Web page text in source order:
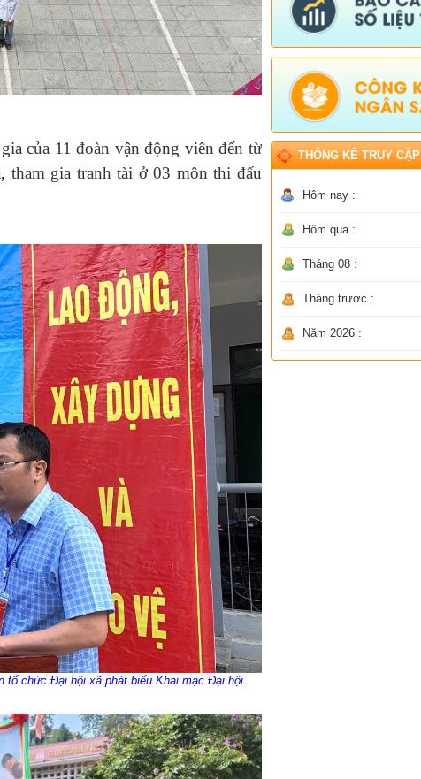
của 11 đoàn vận động viên đến từ
tham gia tranh tài ở03 môn thi đấu
tổ chức Đại hội xã phát biểu Khai mạc Đại hội.
THỐNG KÊ TRUY CẬP
Hôm nay :
Hôm qua :
Tháng 08 :
Tháng trước :
Năm 2026 :